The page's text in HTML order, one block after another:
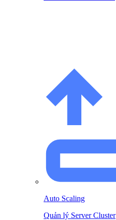
Auto Scaling
Quản lý Server Cluster